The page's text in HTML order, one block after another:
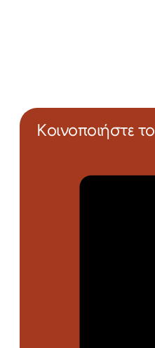
Κοινοποιήστε το